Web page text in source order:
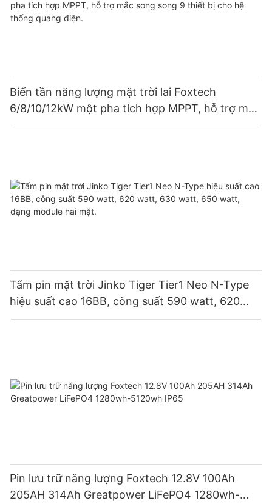
Biến tần năng lượng mặt trời lai Foxtech
6/8/10/12kW một pha tích hợp MPPT, hỗ trợ mắc
song song 9 thiết bị cho hệ thống quang điện.
Tấm pin mặt trời Jinko Tiger Tier1 Neo N-Type
hiệu suất cao 16BB, công suất 590 watt, 620
watt, 630 watt, 650 watt, dạng module hai mặt.
Pin lưu trữ năng lượng Foxtech 12.8V 100Ah
205AH 314Ah Greatpower LiFePO4 1280wh-